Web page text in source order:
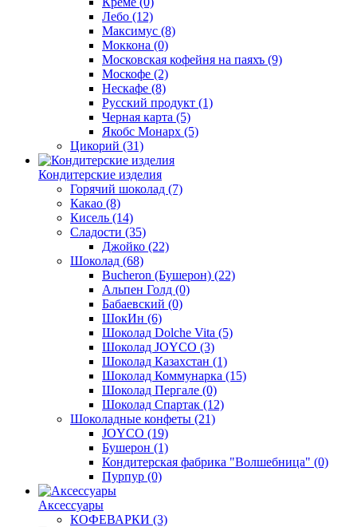
Лебо (12)
Максимус (8)
Моккона (0)
Московская кофейня на паяхъ (9)
Москофе (2)
Нескафе (8)
Русский продукт (1)
Черная карта (5)
Якобс Монарх (5)
Цикорий (31)
Кондитерские изделия
Горячий шоколад (7)
Какао (8)
Кисель (14)
Сладости (35)
Джойко (22)
Шоколад (68)
Bucheron (Бушерон) (22)
Альпен Голд (0)
Бабаевский (0)
ШокИн (6)
Шоколад Dolche Vita (5)
Шоколад JOYCO (3)
Шоколад Казахстан (1)
Шоколад Коммунарка (15)
Шоколад Пергале (0)
Шоколад Спартак (12)
Шоколадные конфеты (21)
JOYCO (19)
Бушерон (1)
Кондитерская фабрика "Волшебница" (0)
Пурпур (0)
Аксессуары
КОФЕВАРКИ (3)